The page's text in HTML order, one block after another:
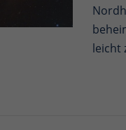
leicht